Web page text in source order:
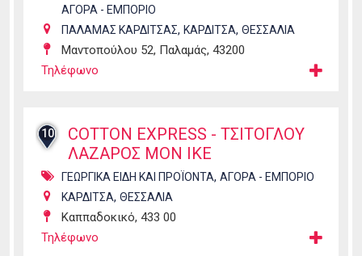
ΑΓΟΡΑ - ΕΜΠΟΡΙΟ
ΠΑΛΑΜΑΣ ΚΑΡΔΙΤΣΑΣ, ΚΑΡΔΙΤΣΑ, ΘΕΣΣΑΛΙΑ
Μαντοπούλου 52, Παλαμάς, 43200
Τηλέφωνο
10
COTTON EXPRESS - ΤΣΙΤΟΓΛΟΥ
ΛΑΖΑΡΟΣ ΜΟΝ ΙΚΕ
ΓΕΩΡΓΙΚΑ ΕΙΔΗ ΚΑΙ ΠΡΟΪΟΝΤΑ, ΑΓΟΡΑ - ΕΜΠΟΡΙΟ
ΚΑΡΔΙΤΣΑ, ΘΕΣΣΑΛΙΑ
Καππαδοκικό, 433 00
Τηλέφωνο